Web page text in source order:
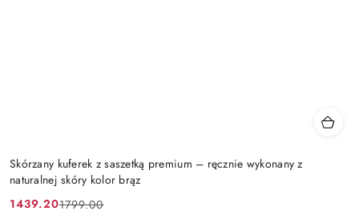
Skórzany kuferek z saszetką premium – ręcznie wykonany z
naturalnej skóry kolor brąz
Cena
1439.20
Cena
1799.00